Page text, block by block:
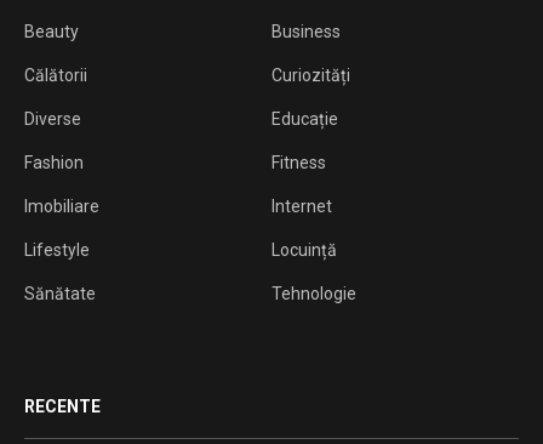
Beauty Business
Călătorii Curiozități
Diverse Educație
Fashion Fitness
Imobiliare Internet
Lifestyle Locuință
Sănătate Tehnologie
RECENTE